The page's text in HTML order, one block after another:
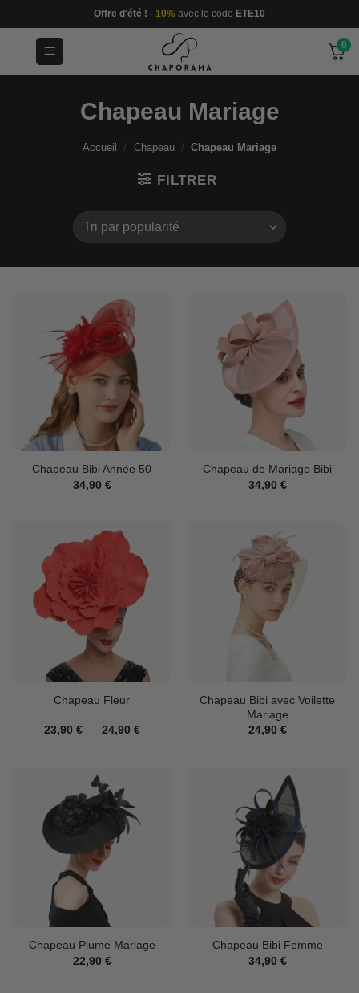
au
contenu
Offre d'été ! - 10% avec le code ETE10
0
Chapeau Mariage
Accueil / Chapeau / Chapeau Mariage
FILTRER
Chapeau Bibi Année 50
34,90 €
Chapeau de Mariage Bibi
34,90 €
Chapeau Fleur
23,90 € – 24,90 €Plage
Chapeau Bibi avec Voilette
Mariage
24,90 €
Chapeau Plume Mariage
22,90 €
Chapeau Bibi Femme
34,90 €